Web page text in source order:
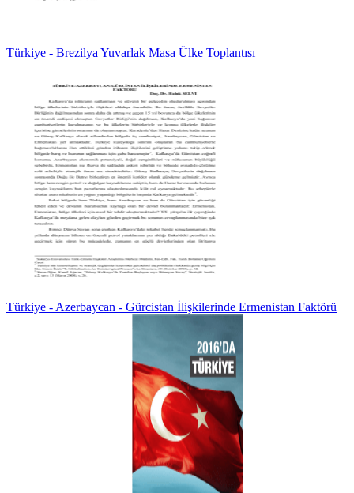
Türkiye - Brezilya Yuvarlak Masa Ülke Toplantısı
Türkiye - Azerbaycan - Gürcistan İlişkilerinde Ermenistan Faktörü